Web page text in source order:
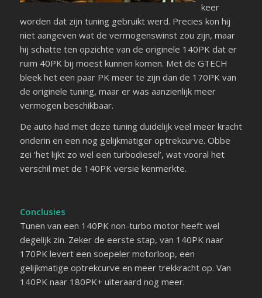
keer
worden dat zijn tuning gebruikt werd. Precies kon hij
niet aangeven wat de vermogenswinst zou zijn, maar
hij schatte ten opzichte van de originele 140PK dat er
ruim 40PK bij moest kunnen komen. Met de GTECH
bleek het een paar PK meer te zijn dan de 170PK van
de originele tuning, maar er was aanzienlijk meer
vermogen beschikbaar.
De auto had met deze tuning duidelijk veel meer kracht
onderin en een nog gelijkmatiger optrekcurve. Obbe
zei ‘het lijkt zo wel een turbodiesel’, wat vooral het
verschil met de 140PK versie kenmerkte.
Conclusies
Tunen van een 140PK non-turbo motor heeft wel
degelijk zin. Zeker de eerste stap, van 140PK naar
170PK levert een soepeler motorloop, een
gelijkmatige optrekcurve en meer trekkracht op. Van
140PK naar 180PK+ uiteraard nog meer.